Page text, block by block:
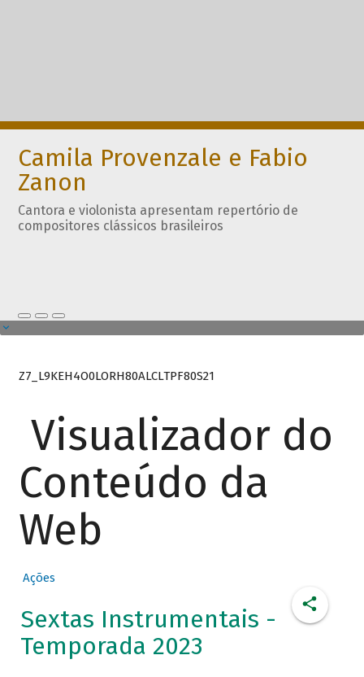
Camila Provenzale e Fabio
Zanon
Cantora e violonista apresentam repertório de
compositores clássicos brasileiros
Z7_L9KEH4O0LORH80ALCLTPF80S21
Visualizador do
Conteúdo da
Web
Ações
Sextas Instrumentais -
Temporada 2023